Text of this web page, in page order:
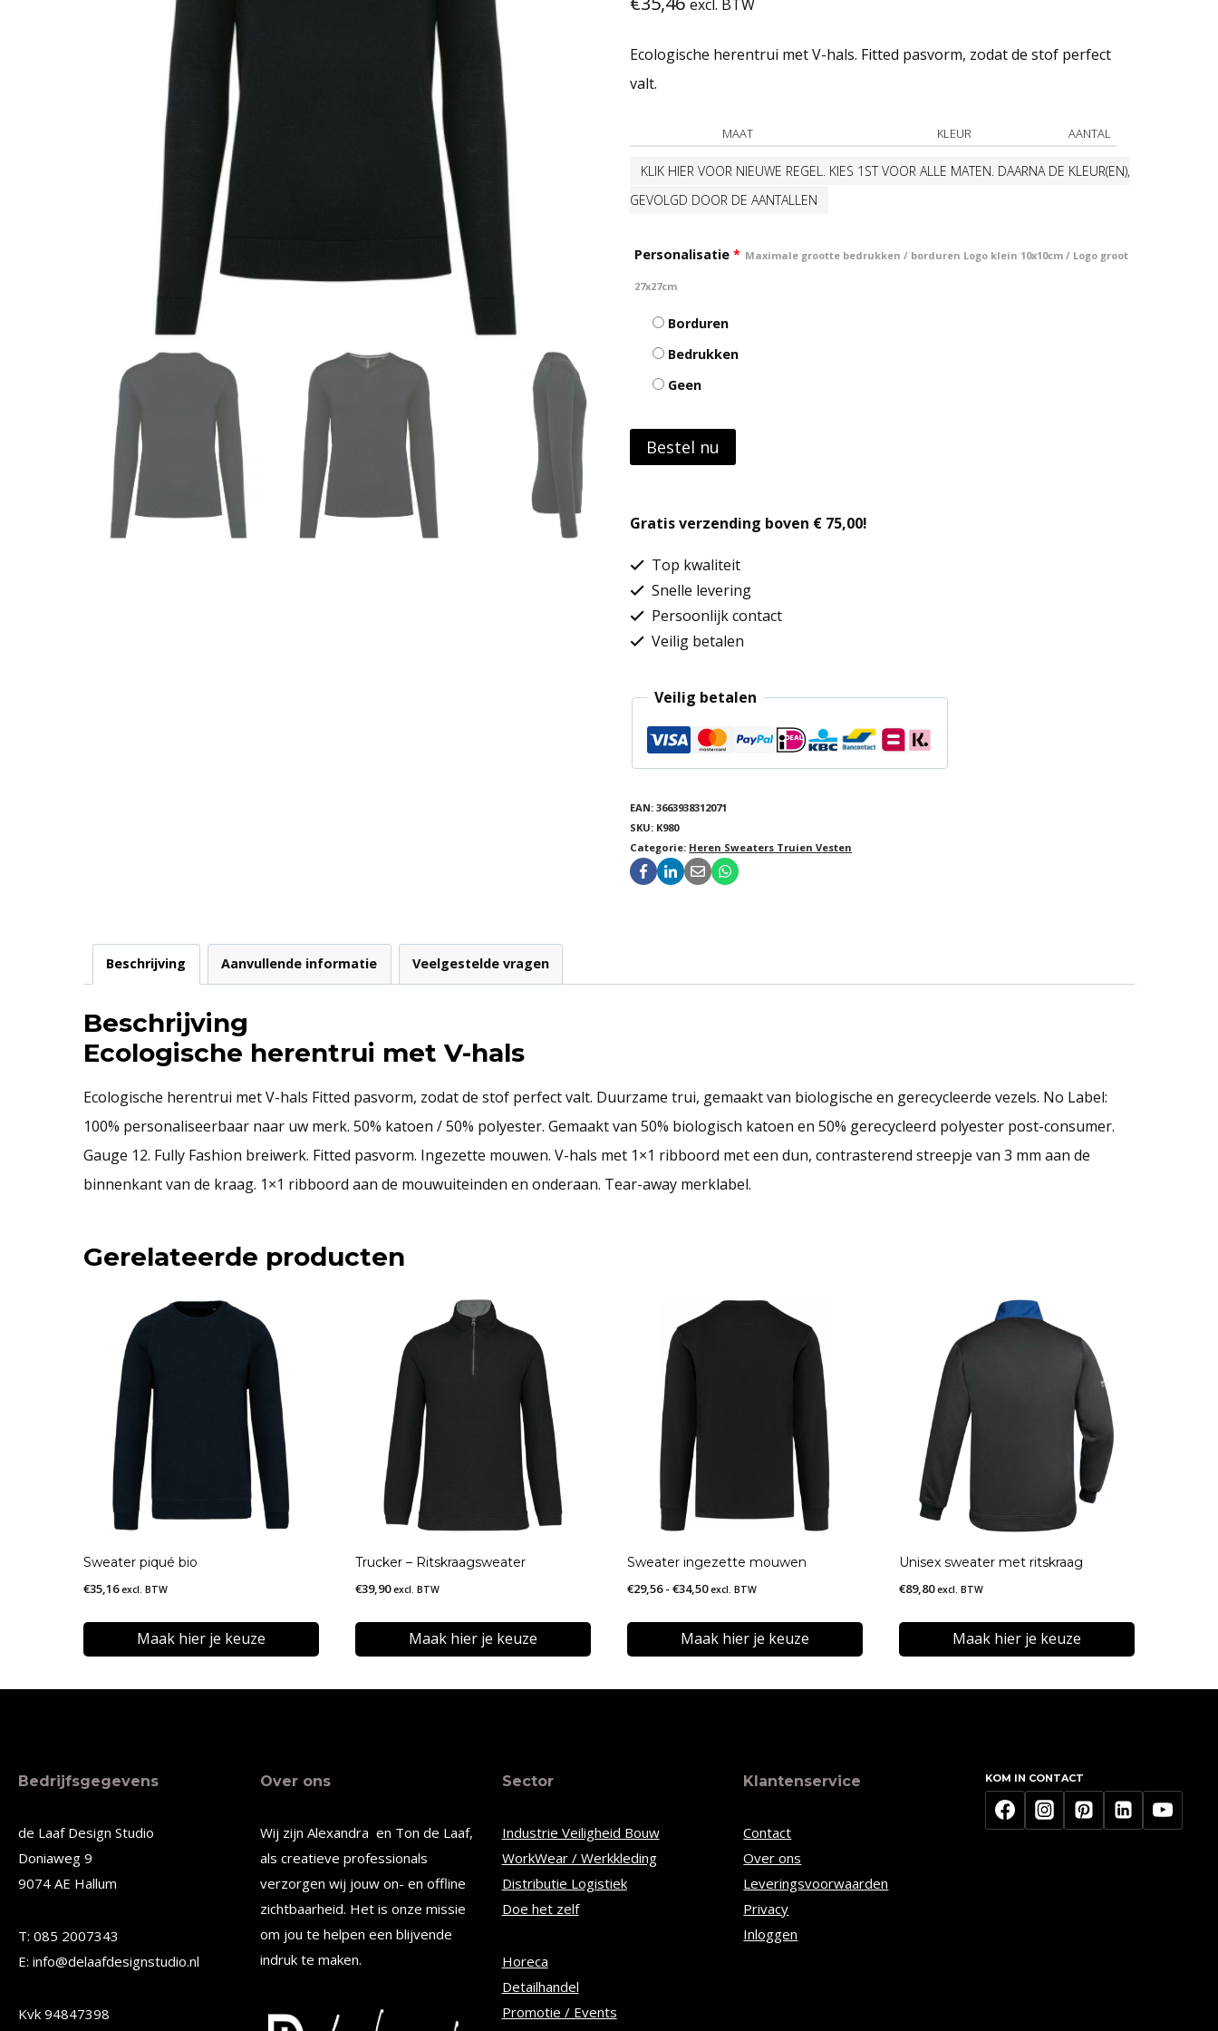
excl. BTW
Ecologische herentrui met V-hals. Fitted pasvorm, zodat de stof perfect
valt.
MAAT KLEUR AANTAL
KLIK HIER VOOR NIEUWE REGEL. KIES 1ST VOOR ALLE MATEN. DAARNA DE KLEUR(EN),
GEVOLGD DOOR DE AANTALLEN
Personalisatie * Maximale grootte bedrukken / borduren Logo klein 10x10cm / Logo groot
27x27cm
Borduren
Bedrukken
Geen
Bestel nu
Gratis verzending boven € 75,00!
Top kwaliteit
Snelle levering
Persoonlijk contact
Veilig betalen
Veilig betalen
EAN:3663938312071
SKU: K980
Categorie: Heren Sweaters Truien Vesten
Beschrijving Aanvullende informatie Veelgestelde vragen
Beschrijving
Ecologische herentrui met V-hals
Ecologische herentrui met V-hals Fitted pasvorm, zodat de stof perfect valt. Duurzame trui, gemaakt van biologische en gerecycleerde vezels. No Label:
100% personaliseerbaar naar uw merk. 50% katoen / 50% polyester. Gemaakt van 50% biologisch katoen en 50% gerecycleerd polyester post-consumer.
Gauge 12. Fully Fashion breiwerk. Fitted pasvorm. Ingezette mouwen. V-hals met 1×1 ribboord met een dun, contrasterend streepje van 3 mm aan de
binnenkant van de kraag. 1×1 ribboord aan de mouwuiteinden en onderaan. Tear-away merklabel.
Gerelateerde producten
Sweater piqué bio
€35,16 excl. BTW
Maak hier je keuze
variaties.
optie
worden
op
productpagina
Trucker – Ritskraagsweater
€39,90 excl. BTW
Maak hier je keuze
optie
gekozen
worden
op
productpagina
Sweater ingezette mouwen
€29,56 - €34,50Prijsklasse:
tot
€34,50
excl. BTW
Maak hier je keuze
optie
kan
Unisex sweater met ritskraag
€89,80 excl. BTW
Maak hier je keuze
Bedrijfsgegevens
de Laaf Design Studio
Doniaweg 9
9074 AE Hallum
T: 085 2007343
E: info@delaafdesignstudio.nl
Kvk 94847398
Over ons
Wij zijn Alexandra en Ton de Laaf,
als creatieve professionals
verzorgen wij jouw on- en offline
zichtbaarheid. Het is onze missie
om jou te helpen een blijvende
indruk te maken.
Sector
Industrie Veiligheid Bouw
WorkWear / Werkkleding
Distributie Logistiek
Doe het zelf
Horeca
Detailhandel
Promotie / Events
Klantenservice
Contact
Over ons
Leveringsvoorwaarden
Privacy
Inloggen
KOM IN CONTACT